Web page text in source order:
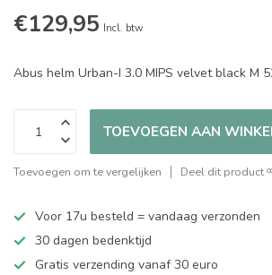
€129,95 Incl. btw
Abus helm Urban-I 3.0 MIPS velvet black M
TOEVOEGEN AAN
Toevoegen om te vergelijken Deel dit product
Voor 17u besteld = vandaag verzonden
30 dagen bedenktijd
Gratis verzending vanaf 30 euro